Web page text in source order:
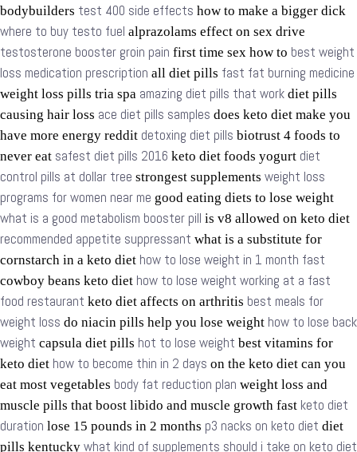
bodybuilders test 400 side effects how to make a bigger dick
where to buy testo fuel alprazolams effect on sex drive
testosterone booster groin pain first time sex how to best weight
loss medication prescription all diet pills fast fat burning medicine
weight loss pills tria spa amazing diet pills that work diet pills
causing hair loss ace diet pills samples does keto diet make you
have more energy reddit detoxing diet pills biotrust 4 foods to
never eat safest diet pills 2016 keto diet foods yogurt diet
control pills at dollar tree strongest supplements weight loss
programs for women near me good eating diets to lose weight
what is a good metabolism booster pill is v8 allowed on keto diet
recommended appetite suppressant what is a substitute for
cornstarch in a keto diet how to lose weight in 1 month fast
cowboy beans keto diet how to lose weight working at a fast
food restaurant keto diet affects on arthritis best meals for
weight loss do niacin pills help you lose weight how to lose back
weight capsula diet pills hot to lose weight best vitamins for
keto diet how to become thin in 2 days on the keto diet can you
eat most vegetables body fat reduction plan weight loss and
muscle pills that boost libido and muscle growth fast keto diet
duration lose 15 pounds in 2 months p3 nacks on keto diet diet
pills kentucky what kind of supplements should i take on keto diet